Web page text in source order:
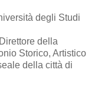
degli Studi
della
Storico, Artistico
della città di